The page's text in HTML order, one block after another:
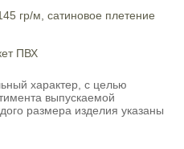
гр/м, сатиновое плетение
ПВХ
характер, с целью
выпускаемой
размера изделия указаны